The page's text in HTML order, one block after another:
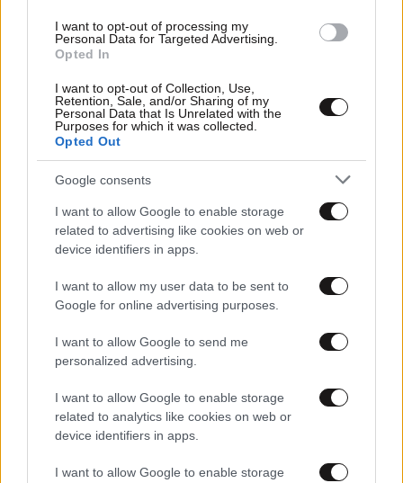
I want to opt-out of processing my
Personal Data for Targeted Advertising.
Opted In
I want to opt-out of Collection, Use,
Retention, Sale, and/or Sharing of my
Personal Data that Is Unrelated with the
Purposes for which it was collected.
Opted Out
Google consents
I want to allow Google to enable storage
related to advertising like cookies on web or
device identifiers in apps.
I want to allow my user data to be sent to
Google for online advertising purposes.
I want to allow Google to send me
personalized advertising.
I want to allow Google to enable storage
related to analytics like cookies on web or
device identifiers in apps.
I want to allow Google to enable storage
23·09·2023 14:38
Χρονιά ρεκόρ το 2023 για τα ελληνικά αεροδρόμια
21·09·2023 16:18
από τον Ιανουάριο μέχρι τον Ιούλιο 2023